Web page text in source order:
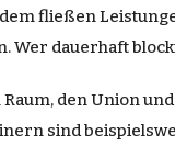
fließen
Wer dauerhaft
den Union
sind